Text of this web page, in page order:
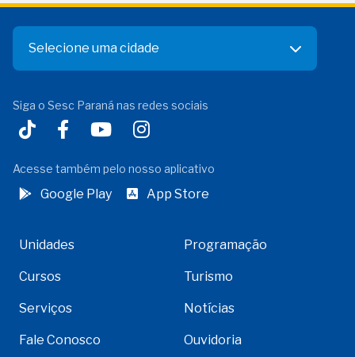
Selecione uma cidade
Siga o Sesc Paraná nas redes sociais
Acesse também pelo nosso aplicativo
Google Play App Store
Unidades Programação
Cursos Turismo
Serviços Notícias
Fale Conosco Ouvidoria